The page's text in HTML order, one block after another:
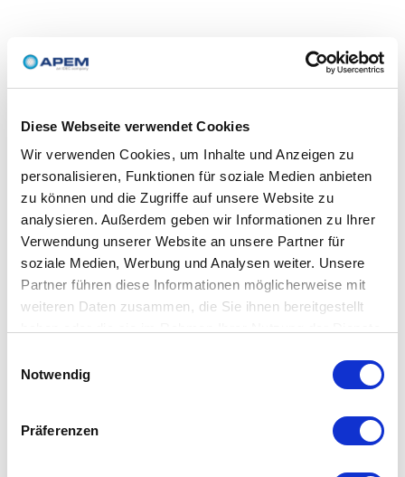
Diese Webseite verwendet Cookies
Wir verwenden Cookies, um Inhalte und Anzeigen zu
personalisieren, Funktionen für soziale Medien anbieten
zu können und die Zugriffe auf unsere Website zu
analysieren. Außerdem geben wir Informationen zu Ihrer
Verwendung unserer Website an unsere Partner für
soziale Medien, Werbung und Analysen weiter. Unsere
Partner führen diese Informationen möglicherweise mit
weiteren Daten zusammen, die Sie ihnen bereitgestellt
Notwendig
Präferenzen